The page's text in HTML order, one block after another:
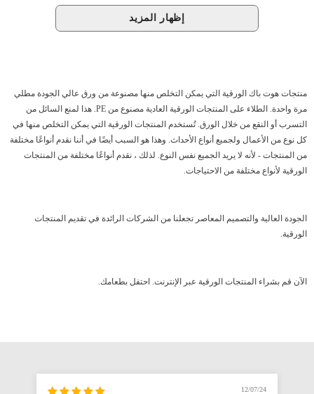
إظهار المزيد
منتجات هوت باك الورقية التي يمكن التخلص منها مصنوعة من ورق عالي الجودة مطلي
مرة واحدة. الطلاء على المنتجات الورقية العادية مصنوع من PE. هذا لمنع السائل من
التسرب أو النقع من خلال الورق. تُستخدم المنتجات الورقية التي يمكن التخلص منها في
كل نوع من الأعمال ولجميع أنواع الأحداث. وهذا هو السبب أيضًا في أننا نقدم أنواعًا مختلفة
من المنتجات - لأنه لا يريد الجميع نفس النوع. لذلك ، نقدم أنواعًا مختلفة من المنتجات
الورقية لأنواع مختلفة من الاحتياجات.
الجودة العالية والتصميم المعاصر تجعلنا من الشركات الرائدة في تقديم المنتجات
الورقية.
الآن قم بشراء المنتجات الورقية عبر الإنترنت. احتفل بطعامك.
12/07/24